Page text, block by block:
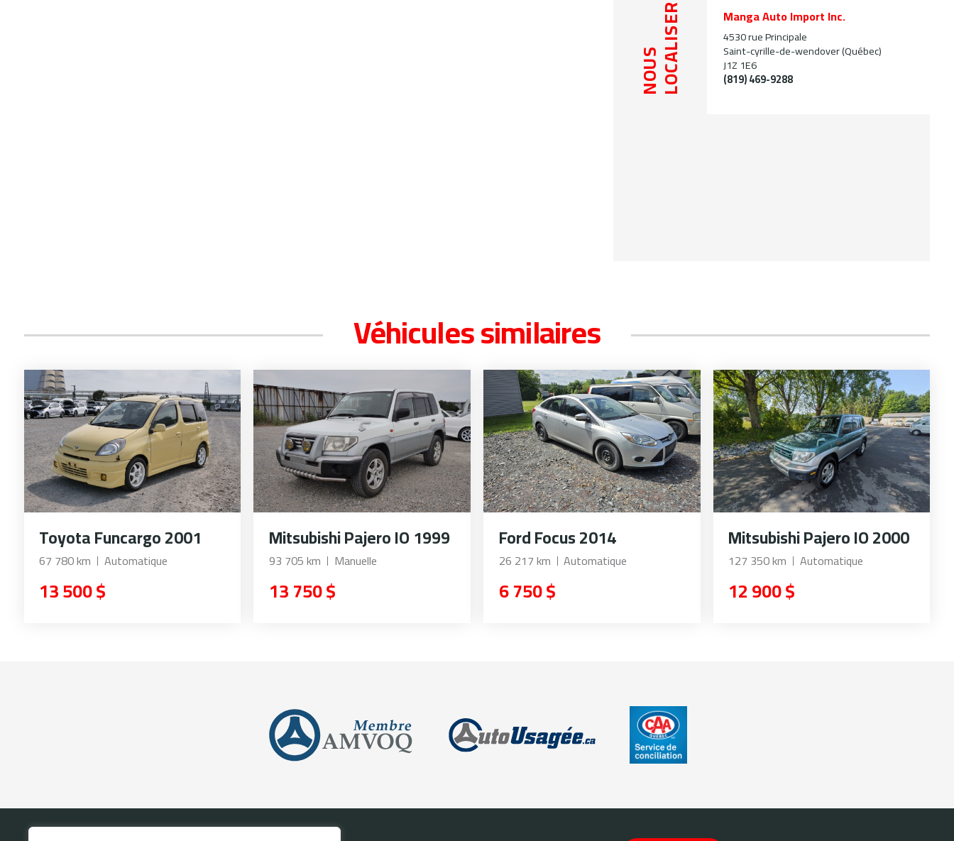
NOUSLOCALISER Manga Auto Import Inc.
4530 rue Principale
Saint-cyrille-de-wendover (Québec)
J1Z 1E6
(819) 469-9288
Véhicules similaires
Toyota Funcargo 2001
67 780 km Automatique
13 500 $
Mitsubishi Pajero IO 1999
93 705 km Manuelle
13 750 $
Ford Focus 2014
26 217 km Automatique
6 750 $
Mitsubishi Pajero IO 2000
127 350 km Automatique
12 900 $